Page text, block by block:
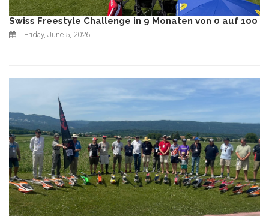
Swiss Freestyle Challenge in 9 Monaten von 0 auf 100
Friday, June 5, 2026